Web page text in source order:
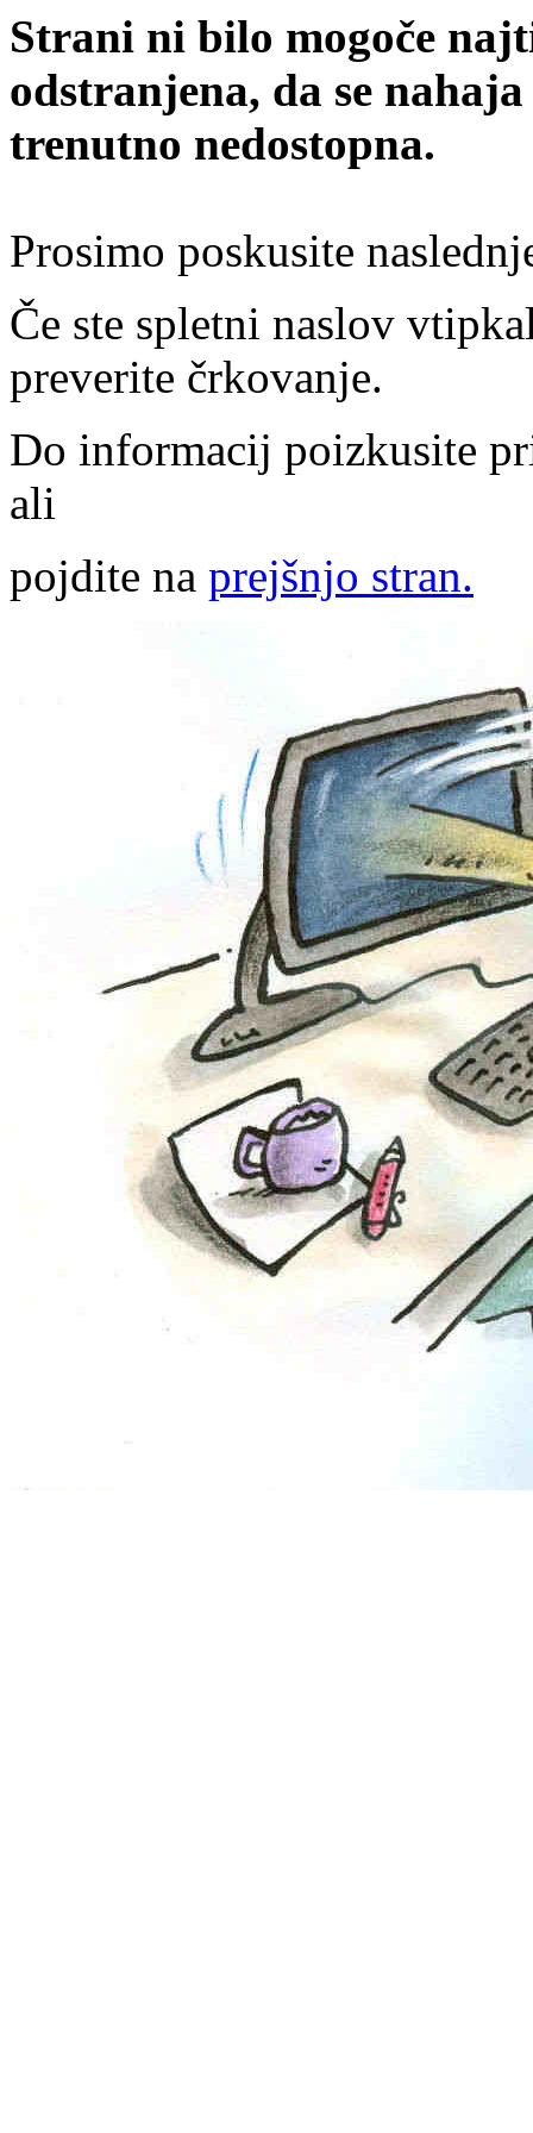
Strani ni bilo mogoče
odstranjena, da se
trenutno nedostopna.
Prosimo poskusite
Če ste spletni naslov
preverite črkovanje.
Do informacij poizkusite
ali
pojdite na prejšnjo stran.